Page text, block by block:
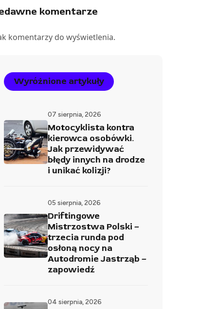
komentarze
komentarzy do wyświetlenia.
Wyróżnione artykuły
07 sierpnia, 2026
Motocyklista kontra
kierowca osobówki.
Jak przewidywać
błędy innych na drodze
i unikać kolizji?
05 sierpnia, 2026
Driftingowe
Mistrzostwa Polski –
trzecia runda pod
osłoną nocy na
Autodromie Jastrząb –
zapowiedź
04 sierpnia, 2026